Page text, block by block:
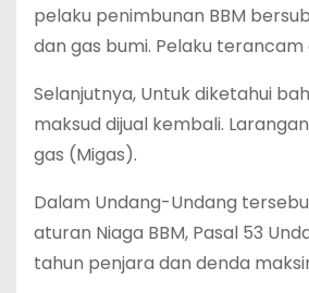
pelaku penimbunan BBM
dan gas bumi. Pelaku
Selanjutnya, Untuk diketahui
maksud dijual kembali.
gas (Migas).
Dalam Undang-Undang
aturan Niaga BBM, Pasal 53
tahun penjara dan denda